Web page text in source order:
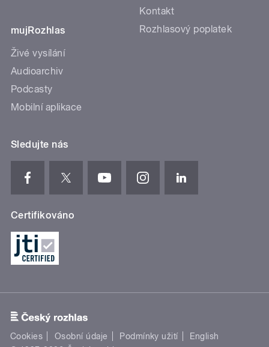
mujRozhlas
Živé vysílání
Audioarchiv
Podcasty
Mobilní aplikace
Kontakt
Rozhlasový poplatek
Sledujte nás
Certifikováno
Cookies Osobní údaje Podmínky užití
English